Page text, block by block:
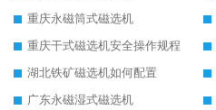
重庆永磁筒式磁选机
重庆干式磁选机安全操作规程
湖北铁矿磁选机如何配置
广东永磁湿式磁选机